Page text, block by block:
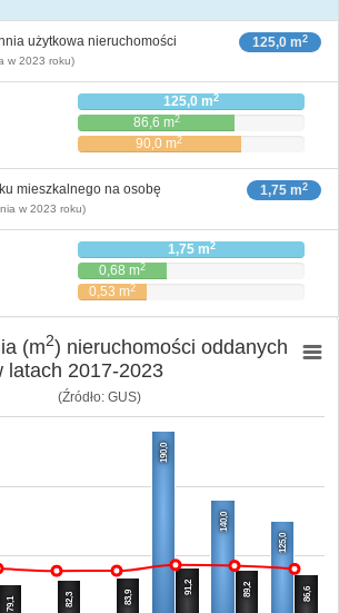
125,0 m2
użytkowa nieruchomości
w 2023 roku)
125,0 m2
86,6 m2
90,0 m2
1,75 m2
mieszkalnego na osobę
w 2023 roku)
1,75 m2
0,68 m2
0,53 m2
(Źródło: GUS)
190,0
140,0
125,0
79,1 82,3 83,9
91,2 89,2 86,6
(m2) nieruchomości oddanych
latach 2017-2023